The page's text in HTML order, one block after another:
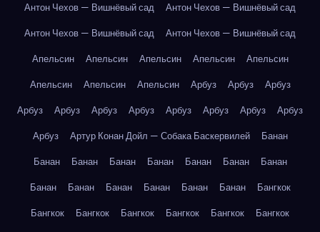
Антон Чехов — Вишнёвый сад
Антон Чехов — Вишнёвый сад
Антон Чехов — Вишнёвый сад
Антон Чехов — Вишнёвый сад
Апельсин
Апельсин Апельсин Апельсин
Апельсин
Апельсин
Апельсин Апельсин Арбуз Арбуз
Арбуз
Арбуз
Арбуз Арбуз Арбуз Арбуз Арбуз Арбуз
Арбуз
Арбуз
Артур Конан Дойл — Собака Баскервилей
Банан
Банан
Банан Банан Банан Банан Банан
Банан
Банан
Банан Банан Банан Банан Банан
Бангкок
Бангкок
Бангкок Бангкок Бангкок Бангкок Бангкок